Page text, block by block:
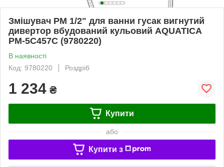
Змішувач PM 1/2" для ванни гусак вигнутий
дивертор вбудований кульовий AQUATICA
PM-5C457C (9780220)
В наявності
Код: 9780220
Роздріб
1 234 ₴
Купити
або
Купити з